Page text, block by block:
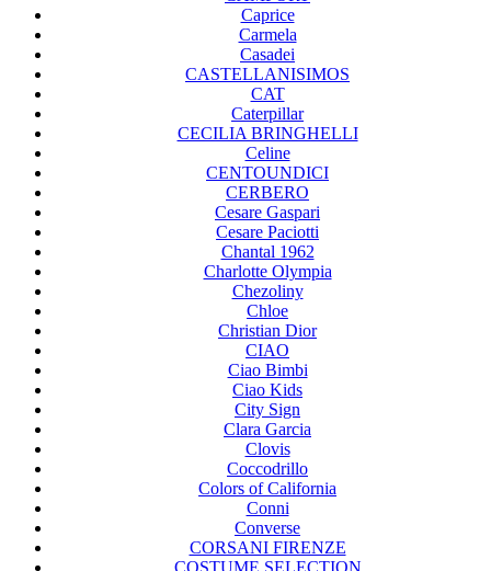
Caprice
Carmela
Casadei
CASTELLANISIMOS
CAT
Caterpillar
CECILIA BRINGHELLI
Celine
CENTOUNDICI
CERBERO
Cesare Gaspari
Cesare Paciotti
Chantal 1962
Charlotte Olympia
Chezoliny
Chloe
Christian Dior
CIAO
Ciao Bimbi
Ciao Kids
City Sign
Clara Garcia
Clovis
Coccodrillo
Colors of California
Conni
Converse
CORSANI FIRENZE
COSTUME SELECTION